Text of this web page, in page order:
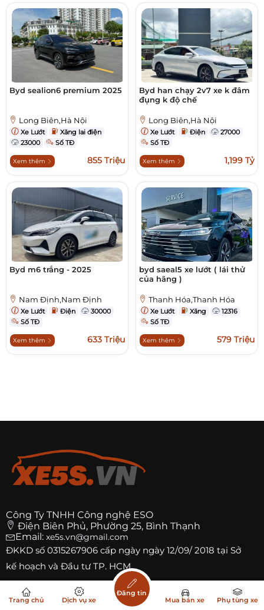
Byd sealion6 premium 2025
Long Biên,Hà Nội
Xe Lướt
Xăng lai điện
23000
Số TĐ
Xem thêm 855 Triệu
Byd han chạy 2v7 xe k đâm
đụng k độ chế
Long Biên,Hà Nội
Xe Lướt Điện
27000
Số TĐ
Xem thêm 1,199 Tỷ
Byd m6 trắng - 2025
Nam Định,Nam Định
Xe Lướt Điện
30000
Số TĐ
Xem thêm 633 Triệu
byd saeal5 xe lướt ( lái thử
của hãng )
Thanh Hóa,Thanh Hóa
Xe Lướt Xăng
12316
Số TĐ
Xem thêm 579 Triệu
Công Ty TNHH Công nghệ ESO
Điện Biên Phủ, Phường 25, Bình Thạnh
Email: xe5s.vn@gmail.com
ĐKKD số 0315267906 cấp ngày ngày 12/09/ 2018 tại Sở
kế hoạch và Đầu tư TP. HCM
Trang Facebook Xe5s.VN
Trang chủ Dịch vụ xe
Đăng tin
Mua bán xe
Phụ tùng xe